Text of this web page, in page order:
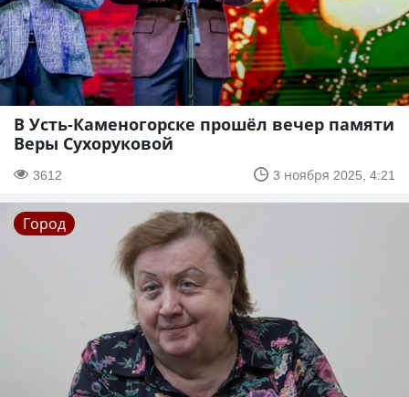
В Усть-Каменогорске прошёл вечер памяти
Веры Сухоруковой
3612 3 ноября 2025, 4:21
Город